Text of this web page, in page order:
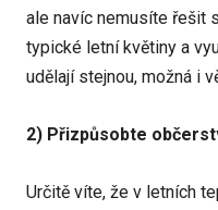
ale navíc nemusíte řešit
typické letní květiny a
udělají stejnou, možná i
2) Přizpůsobte
Určitě víte, že v letních